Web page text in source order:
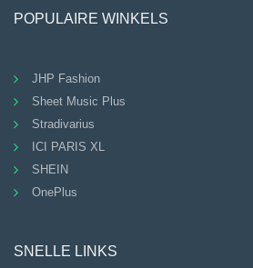
POPULAIRE WINKELS
JHP Fashion
Sheet Music Plus
Stradivarius
ICI PARIS XL
SHEIN
OnePlus
SNELLE LINKS